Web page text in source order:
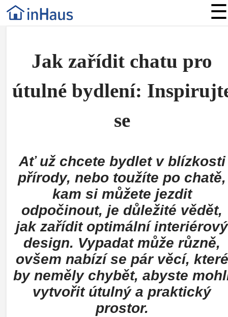
☰
Jak zařídit chatu pro
útulné bydlení:
se
Ať už chcete bydlet v blízkosti
přírody, nebo toužíte po chatě,
kam si můžete jezdit
odpočinout, je důležité vědět,
jak zařídit optimální interiérový
design. Vypadat může různě,
ovšem nabízí se pár věcí, které
by neměly chybět, abyste
vytvořit útulný a praktický
prostor.